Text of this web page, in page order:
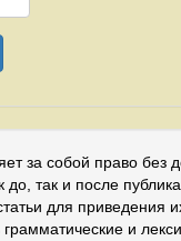
за собой право без
до, так и после
для приведения
грамматические и